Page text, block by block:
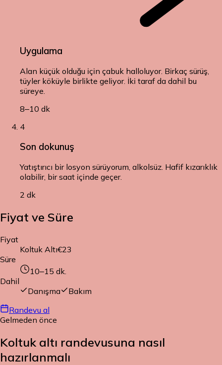
Uygulama
Alan küçük olduğu için çabuk halloluyor. Birkaç sürüş,
tüyler köküyle birlikte geliyor. İki taraf da dahil bu
süreye.
8–10 dk
4
Son dokunuş
Yatıştırıcı bir losyon sürüyorum, alkolsüz. Hafif kızarıklık
olabilir, bir saat içinde geçer.
2 dk
Fiyat ve Süre
Fiyat
Koltuk Altı€23
Süre
10–15 dk.
Dahil
Danışma
Bakım
Randevu al
Gelmeden önce
Koltuk altı randevusuna nasıl
hazırlanmalı